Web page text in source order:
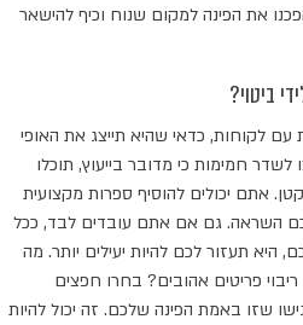
את הפינה למקום שנוח וכיף להישאר
לקוחות, כדאי שהיא תייצג את האופי
חמימות כי מדובר בייעוץ, תוכלו
אתם יכולים להוסיף ספרות מקצועית
השראה. גם אם אתם עובדים לבד, ככל
תעזור לכם להיות יעילים יותר. מה
פריטים אהובים? בחרו חפצים
שזו באמת הפינה שלכם. זה יכול להיות